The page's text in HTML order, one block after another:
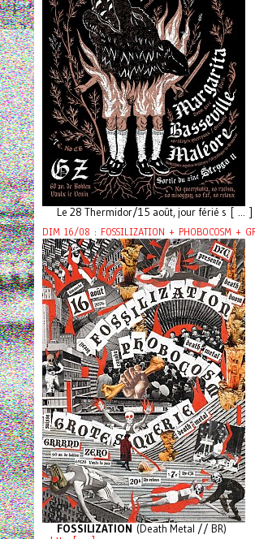
Le 28 Thermidor/15 août, jour férié s [ ... ]
DIM 16/08 : FOSSILIZATION + PHOBOCOSM +
FOSSILIZATION (Death Metal // BR)